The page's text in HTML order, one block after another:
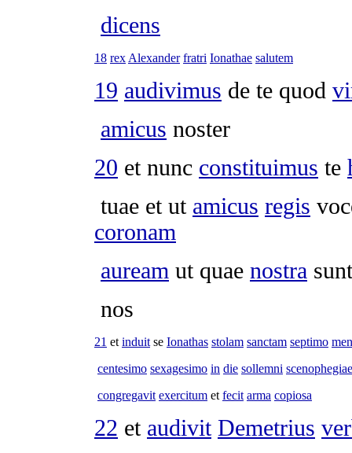
dicens
18 rex Alexander fratri Ionathae salutem
19 audivimus de te quod
amicus noster
20 et nunc constituimus te
tuae et ut amicus regis
coronam
auream ut quae nostra
nos
21 et induit se Ionathas stolam sanctam septimo
centesimo sexagesimo in die sollemni scenophegiae
congregavit exercitum et fecit arma copiosa
22 et audivit Demetrius